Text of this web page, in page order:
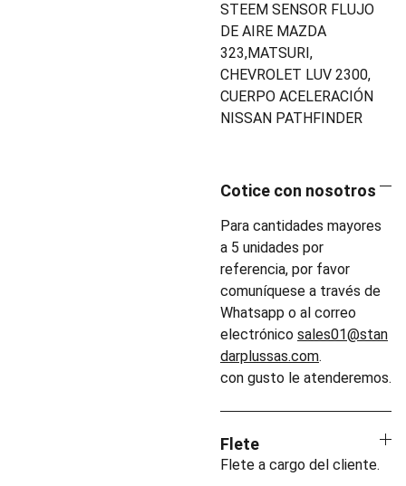
STEEM SENSOR FLUJO
DE AIRE MAZDA
323,MATSURI,
CHEVROLET LUV 2300,
CUERPO ACELERACIÓN
NISSAN PATHFINDER
Cotice con nosotros
Para cantidades mayores
a 5 unidades por
referencia, por favor
comuníquese a través de
Whatsapp o al correo
electrónico sales01@stan
darplussas.com.
con gusto le atenderemos.
Flete
Flete a cargo del cliente.